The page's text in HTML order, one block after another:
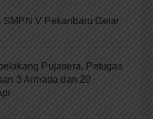
V Pekanbaru Gelar
Pujasera, Petugas
3 Armada dan 20